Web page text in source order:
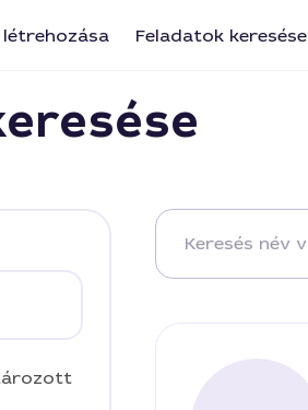
Feladatok keresése